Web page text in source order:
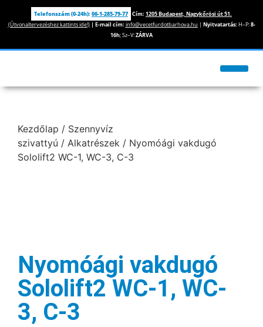
Telefonszám (0-24h): 06-1-285-79-77 Cím: 1205 Budapest, Nagykőrösi út 51.
(Útvonaltervezéshez kattints ide!) | E-mail cím: info@vecetfurdotbarhova.hu | Nyitvatartás: H–P:8-
16h; Sz–V:ZÁRVA
Kezdőlap / Szennyvíz
szivattyú / Alkatrészek / Nyomóági vakdugó
Sololift2 WC-1, WC-3, C-3
Nyomóági vakdugó
Sololift2 WC-1, WC-
3, C-3